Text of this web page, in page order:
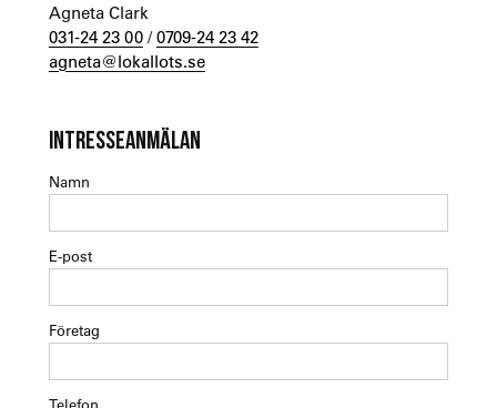
Agneta Clark
031-24 23 00/0709-24 23 42
agneta@lokallots.se
INTRESSEANMÄLAN
Namn
E-post
Företag